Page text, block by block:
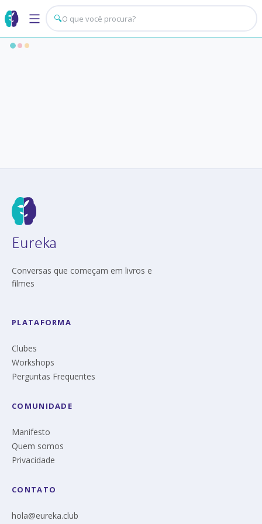
🔍
Eureka
Conversas que começam em livros e
filmes
PLATAFORMA
Clubes
Workshops
Perguntas Frequentes
COMUNIDADE
Manifesto
Quem somos
Privacidade
CONTATO
hola@eureka.club